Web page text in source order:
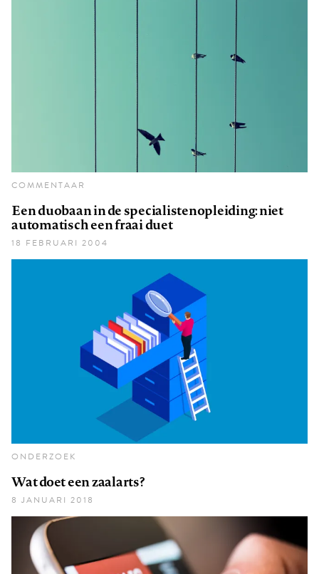
COMMENTAAR
Een duobaan in de specialistenopleiding: niet
automatisch een fraai duet
18 FEBRUARI 2004
ONDERZOEK
Wat doet een zaalarts?
8 JANUARI 2018